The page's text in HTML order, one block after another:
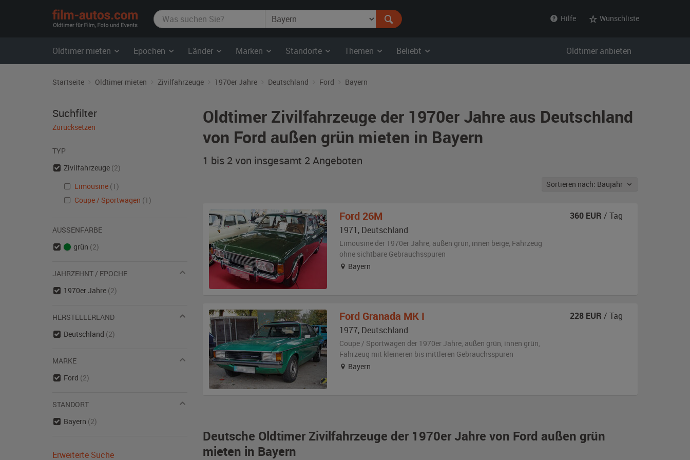
film-
autos.com
Hilfe Wunschliste
Oldtimer mieten Epochen Länder Marken Standorte Themen Beliebt Oldtimer anbieten
Startseite Oldtimer mieten Zivilfahrzeuge 1970er Jahre Deutschland Ford Bayern
Oldtimer Zivilfahrzeuge der 1970er Jahre aus Deutschland
von Ford außen grün mieten in Bayern
1 bis 2 von insgesamt 2Angeboten
Sortieren nach: Baujahr
Deutsche Oldtimer Zivilfahrzeuge der 1970er Jahre von Ford außen grün
mieten in Bayern
Ford 26M
1971, Deutschland
Limousine der 1970er Jahre, außen grün, innen beige, Fahrzeug
ohne sichtbare Gebrauchsspuren
Bayern
360 EUR / Tag
Ford Granada MK I
1977, Deutschland
Coupe / Sportwagen der 1970er Jahre, außen grün, innen grün,
Fahrzeug mit kleineren bis mittleren Gebrauchsspuren
Bayern
228 EUR / Tag
Suchfilter
Zurücksetzen
TYP
Zivilfahrzeuge (2)
Limousine (1)
Coupe / Sportwagen (1)
AUSSENFARBE
grün (2)
JAHRZEHNT / EPOCHE
1970er Jahre (2)
HERSTELLERLAND
Deutschland (2)
MARKE
Ford (2)
STANDORT
Bayern (2)
Erweiterte Suche